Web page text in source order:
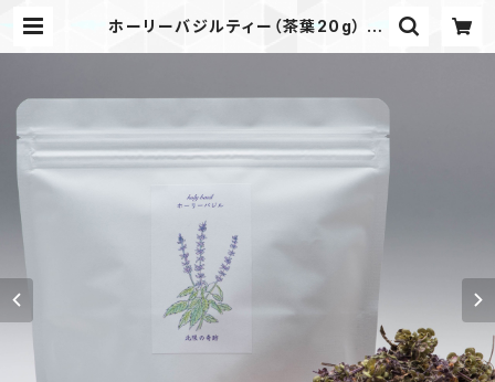
ホーリーバジルティー（茶葉20g） | i